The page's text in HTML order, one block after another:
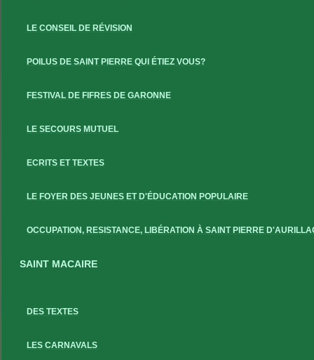
LE CONSEIL DE RÉVISION
POILUS DE SAINT PIERRE QUI ÉTIEZ VOUS?
FESTIVAL DE FIFRES DE GARONNE
LE SECOURS MUTUEL
ECRITS ET TEXTES
LE FOYER DES JEUNES ET D'ÉDUCATION POPULAIRE
OCCUPATION, RESISTANCE, LIBÉRATION À SAINT PIERRE
SAINT MACAIRE
DES TEXTES
LES CARNAVALS